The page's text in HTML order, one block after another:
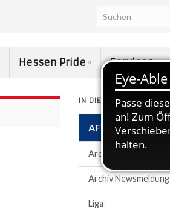
Hessen Pride Services
IN DIESEM ABSCHNITT
AFVD-Plugin
Archiv News
Archiv Newsmeldung
Liga